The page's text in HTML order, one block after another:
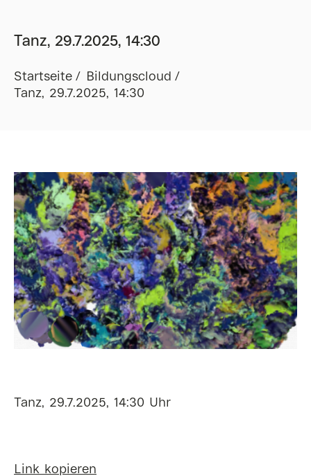
Tanz, 29.7.2025, 14:30
Startseite
Bildungscloud
Tanz, 29.7.2025, 14:30
Tanz, 29.7.2025, 14:30 Uhr
Link kopieren